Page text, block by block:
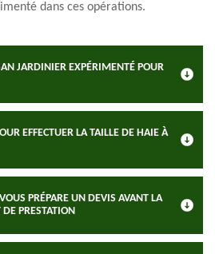
dans ces opérations.
JARDINIER EXPÉRIMENTÉ POUR
EFFECTUER LA TAILLE DE HAIE À
PRÉPARE UN DEVIS AVANT LA
PRESTATION